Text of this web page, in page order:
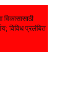
विविध प्रलंबित